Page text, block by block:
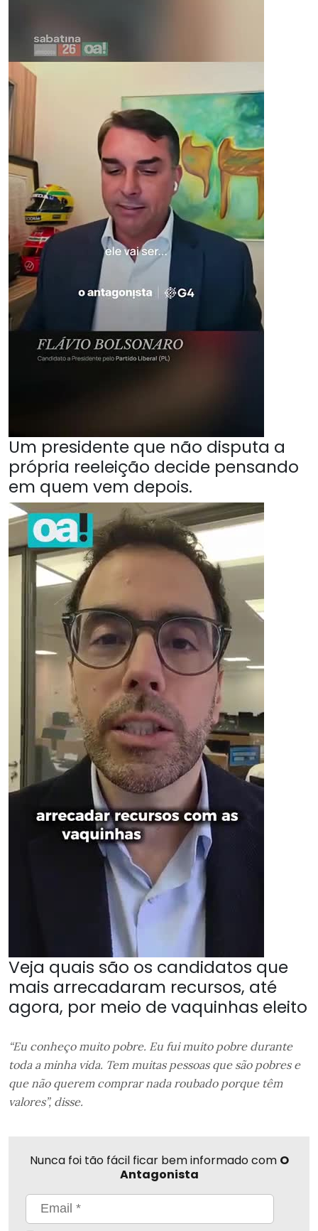
Um presidente que não disputa a
própria reeleição decide pensando
em quem vem depois.
Veja quais são os candidatos que
mais arrecadaram recursos, até
agora, por meio de vaquinhas eleito
“Eu conheço muito pobre. Eu fui muito pobre durante
toda a minha vida. Tem muitas pessoas que são pobres e
que não querem comprar nada roubado porque têm
valores”, disse.
Nunca foi tão fácil ficar bem informado com O
Antagonista